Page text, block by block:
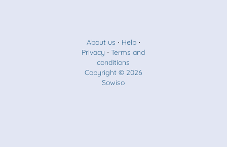
About us ⋅ Help⋅
Privacy ⋅Terms and
conditions
Copyright © 2026
Sowiso